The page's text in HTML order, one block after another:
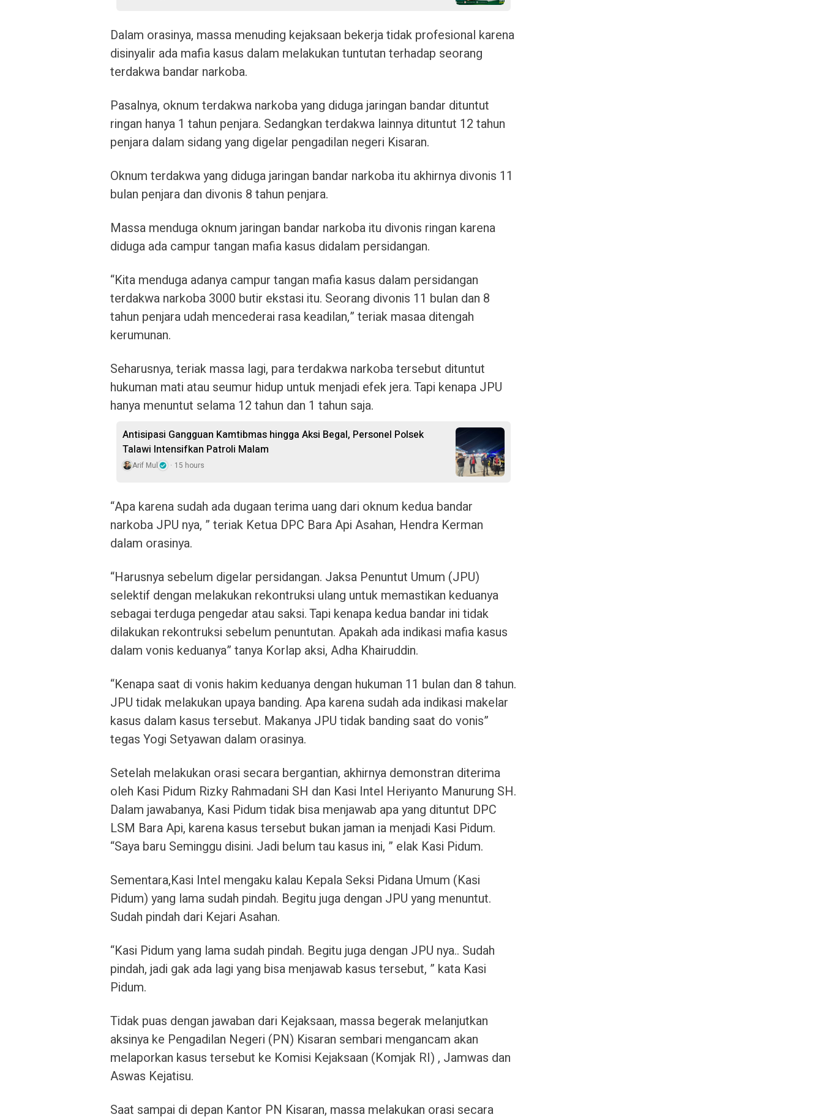
Dalam orasinya, massa menuding kejaksaan bekerja tidak profesional karena
disinyalir ada mafia kasus dalam melakukan tuntutan terhadap seorang
terdakwa bandar narkoba.
Pasalnya, oknum terdakwa narkoba yang diduga jaringan bandar dituntut
ringan hanya 1 tahun penjara. Sedangkan terdakwa lainnya dituntut 12 tahun
penjara dalam sidang yang digelar pengadilan negeri Kisaran.
Oknum terdakwa yang diduga jaringan bandar narkoba itu akhirnya divonis 11
bulan penjara dan divonis 8 tahun penjara.
Massa menduga oknum jaringan bandar narkoba itu divonis ringan karena
diduga ada campur tangan mafia kasus didalam persidangan.
“Kita menduga adanya campur tangan mafia kasus dalam persidangan
terdakwa narkoba 3000 butir ekstasi itu. Seorang divonis 11 bulan dan 8
tahun penjara udah mencederai rasa keadilan,” teriak masaa ditengah
kerumunan.
Seharusnya, teriak massa lagi, para terdakwa narkoba tersebut dituntut
hukuman mati atau seumur hidup untuk menjadi efek jera. Tapi kenapa JPU
hanya menuntut selama 12 tahun dan 1 tahun saja.
Antisipasi Gangguan Kamtibmas hingga Aksi Begal, Personel Polsek
Talawi Intensifkan Patroli Malam
Arif Mul 15 hours
“Apa karena sudah ada dugaan terima uang dari oknum kedua bandar
narkoba JPU nya, ” teriak Ketua DPC Bara Api Asahan, Hendra Kerman
dalam orasinya.
“Harusnya sebelum digelar persidangan. Jaksa Penuntut Umum (JPU)
selektif dengan melakukan rekontruksi ulang untuk memastikan keduanya
sebagai terduga pengedar atau saksi. Tapi kenapa kedua bandar ini tidak
dilakukan rekontruksi sebelum penuntutan. Apakah ada indikasi mafia kasus
dalam vonis keduanya” tanya Korlap aksi, Adha Khairuddin.
“Kenapa saat di vonis hakim keduanya dengan hukuman 11 bulan dan 8 tahun.
JPU tidak melakukan upaya banding. Apa karena sudah ada indikasi makelar
kasus dalam kasus tersebut. Makanya JPU tidak banding saat do vonis”
tegas Yogi Setyawan dalam orasinya.
Setelah melakukan orasi secara bergantian, akhirnya demonstran diterima
oleh Kasi Pidum Rizky Rahmadani SH dan Kasi Intel Heriyanto Manurung SH.
Dalam jawabanya, Kasi Pidum tidak bisa menjawab apa yang dituntut DPC
LSM Bara Api, karena kasus tersebut bukan jaman ia menjadi Kasi Pidum.
“Saya baru Seminggu disini. Jadi belum tau kasus ini, ” elak Kasi Pidum.
Sementara,Kasi Intel mengaku kalau Kepala Seksi Pidana Umum (Kasi
Pidum) yang lama sudah pindah. Begitu juga dengan JPU yang menuntut.
Sudah pindah dari Kejari Asahan.
“Kasi Pidum yang lama sudah pindah. Begitu juga dengan JPU nya.. Sudah
pindah, jadi gak ada lagi yang bisa menjawab kasus tersebut, ” kata Kasi
Pidum.
Tidak puas dengan jawaban dari Kejaksaan, massa begerak melanjutkan
aksinya ke Pengadilan Negeri (PN) Kisaran sembari mengancam akan
melaporkan kasus tersebut ke Komisi Kejaksaan (Komjak RI) , Jamwas dan
Aswas Kejatisu.
Saat sampai di depan Kantor PN Kisaran, massa melakukan orasi secara